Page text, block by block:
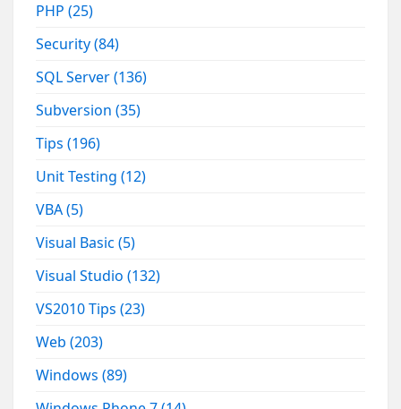
PHP(25)
Security(84)
SQL Server(136)
Subversion(35)
Tips(196)
Unit Testing(12)
VBA(5)
Visual Basic(5)
Visual Studio(132)
VS2010 Tips(23)
Web(203)
Windows(89)